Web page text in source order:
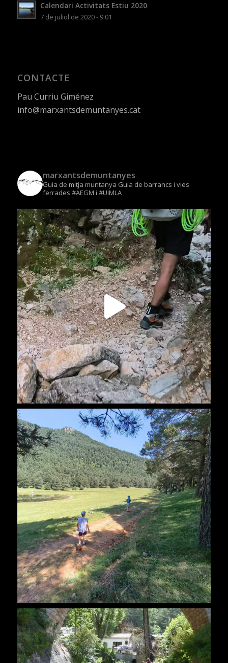
Calendari Activitats Estiu 2020
7 de juliol de 2020 - 9:01
CONTACTE
Pau Curriu Giménez
info@marxantsdemuntanyes.cat
marxantsdemuntanyes
Guia de mitja muntanya Guia de barrancs i vies
ferrades #AEGM i #UIMLA